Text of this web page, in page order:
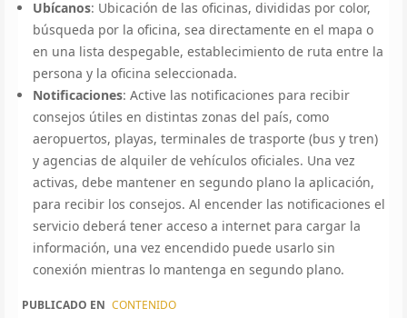
Ubícanos: Ubicación de las oficinas, divididas por color,
búsqueda por la oficina, sea directamente en el mapa o
en una lista despegable, establecimiento de ruta entre la
persona y la oficina seleccionada.
Notificaciones: Active las notificaciones para recibir
consejos útiles en distintas zonas del país, como
aeropuertos, playas, terminales de trasporte (bus y tren)
y agencias de alquiler de vehículos oficiales. Una vez
activas, debe mantener en segundo plano la aplicación,
para recibir los consejos. Al encender las notificaciones el
servicio deberá tener acceso a internet para cargar la
información, una vez encendido puede usarlo sin
conexión mientras lo mantenga en segundo plano.
PUBLICADO EN CONTENIDO